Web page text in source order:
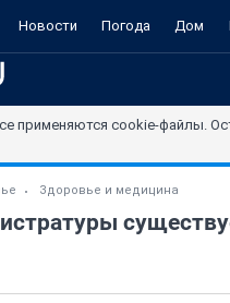
Новости Погода Дом
применяются cookie-файлы.
Здоровье и медицина